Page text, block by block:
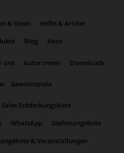
& Ideen
Hefte & Artikel
Blog Abos
uns Autor:innen Downloads
Gewinnspiele
Entdeckungskiste
WhatsApp
Stellenangebote
& Veranstaltungen